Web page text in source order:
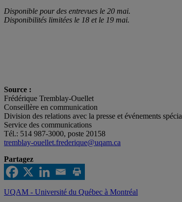
Disponible pour des entrevues le 20 mai.
Disponibilités limitées le 18 et le 19 mai.
Source :
Frédérique Tremblay-Ouellet
Conseillère en communication
Division des relations avec la presse et événements
Service des communications
Tél.: 514 987-3000, poste 20158
tremblay-ouellet.frederique@uqam.ca
Partagez
UQAM - Université du Québec à Montréal